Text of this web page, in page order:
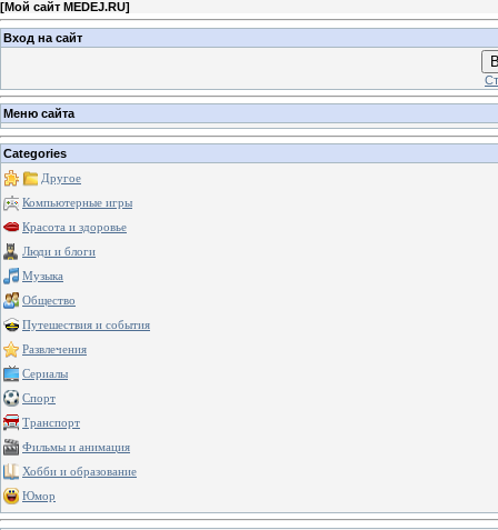
[Мой сайт MEDEJ.RU]
Вход на сайт
Меню сайта
Categories
Другое
Компьютерные игры
Красота и здоровье
Люди и блоги
Музыка
Общество
Путешествия и события
Развлечения
Сериалы
Спорт
Транспорт
Фильмы и анимация
Хобби и образование
Юмор